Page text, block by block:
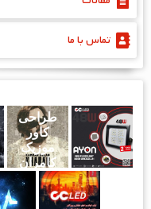
تماس با ما
طراحی
کاور
موزیک
کامران
دلان - خبر